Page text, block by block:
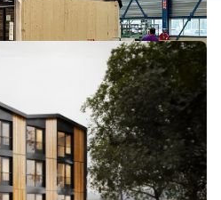
aan een betaalbare en
digitale productie te
materialen.